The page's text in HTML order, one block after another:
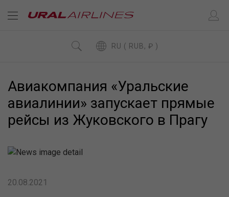
RU ( RUB, ₽ )
Авиакомпания «Уральские
авиалинии» запускает прямые
рейсы из Жуковского в Прагу
20.08.2021